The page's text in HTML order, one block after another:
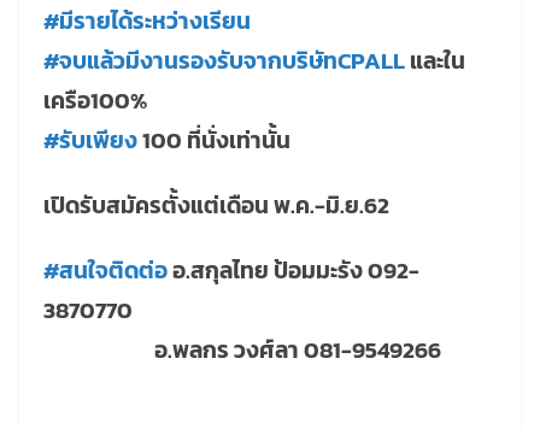
#มีรายได้ระหว่างเรียน
#จบแล้วมีงานรองรับจากบริษัทCPALLและใน
เครือ100%
#รับเพียง100 ที่นั่งเท่านั้น
เปิดรับสมัครตั้งแต่เดือน พ.ค.-มิ.ย.62
#สนใจติดต่ออ.สกุลไทย ป้อมมะรัง 092-
3870770
อ.พลกร วงศ์ลา 081-9549266